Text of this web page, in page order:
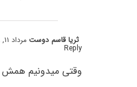
ثریا قاسم دوستمرداد ۱۱, ۱۳۹۹ at ۱۰:۲۲ ق٫ظ
Reply
وقتی میدونیم